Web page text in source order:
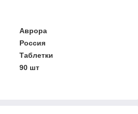
Аврора
Россия
Таблетки
90 шт